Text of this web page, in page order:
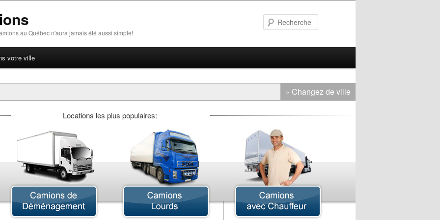
au Québec n'aura jamais été aussi simple!
votre ville
» Changez de ville
Locations les plus populaires:
Camion Articulé Camion Chargeur
Camion Cube
Camion Freightliner Camion Grue
Camion Incendier